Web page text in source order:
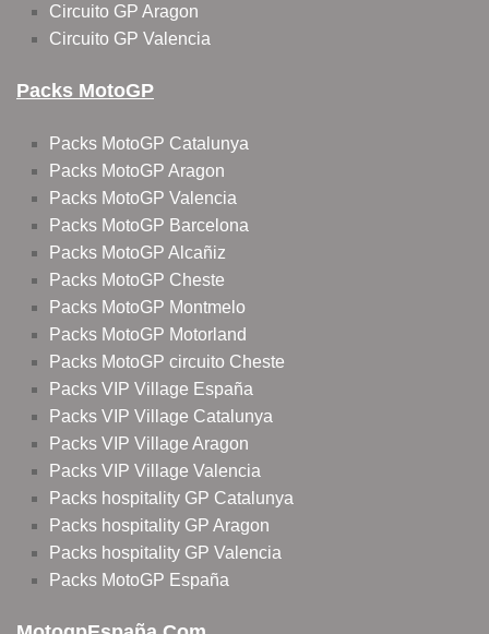
Circuito GP Aragon
Circuito GP Valencia
Packs MotoGP
Packs MotoGP Catalunya
Packs MotoGP Aragon
Packs MotoGP Valencia
Packs MotoGP Barcelona
Packs MotoGP Alcañiz
Packs MotoGP Cheste
Packs MotoGP Montmelo
Packs MotoGP Motorland
Packs MotoGP circuito Cheste
Packs VIP Village España
Packs VIP Village Catalunya
Packs VIP Village Aragon
Packs VIP Village Valencia
Packs hospitality GP Catalunya
Packs hospitality GP Aragon
Packs hospitality GP Valencia
Packs MotoGP España